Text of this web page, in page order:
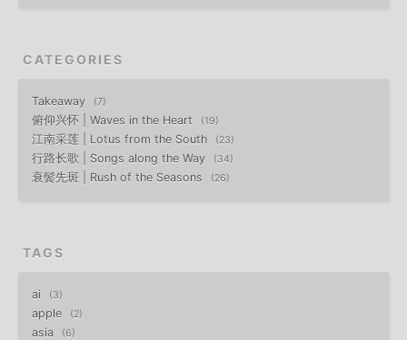
CATEGORIES
Takeaway 7
俯仰兴怀 | Waves in the Heart 19
江南采莲 | Lotus from the South 23
行路长歌 | Songs along the Way 34
衰鬓先斑 | Rush of the Seasons 26
TAGS
ai 3
apple 2
asia 6